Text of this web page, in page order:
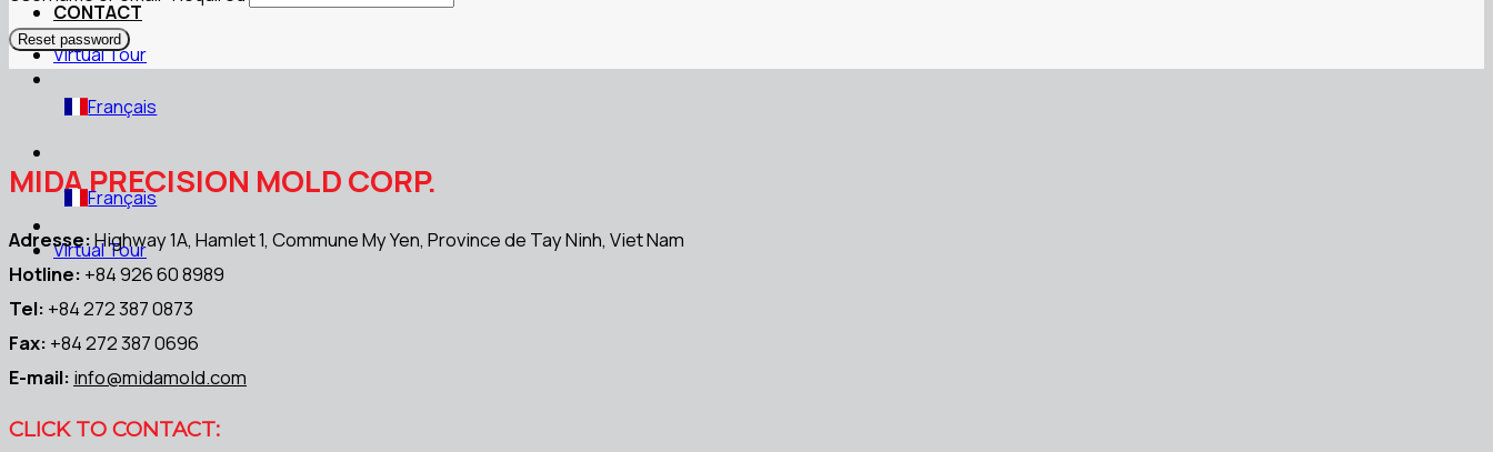
CONTACT
Virtual Tour
Français
Français
Virtual Tour
Reset password
MIDA PRECISION MOLD CORP.
Adresse:Highway 1A, Hamlet 1, Commune My Yen, Province de Tay Ninh, Viet Nam
Hotline: +84 926 60 8989
Tel: +84 272 387 0873
Fax: +84 272 387 0696
E-mail: info@midamold.com
CLICK TO CONTACT: